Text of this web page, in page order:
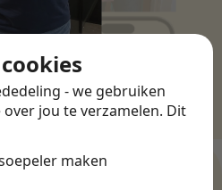
- we gebruiken
jou te verzamelen. Dit
maken